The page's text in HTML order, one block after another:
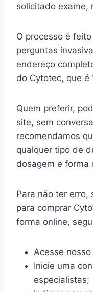
solicitado exame,
O processo é
perguntas
endereço
do Cytotec, que é
Quem preferir,
site, sem
recomendamos
qualquer tipo de
dosagem e forma
Para não ter erro,
para comprar
forma online,
Acesse nosso
Inicie uma
especialistas;